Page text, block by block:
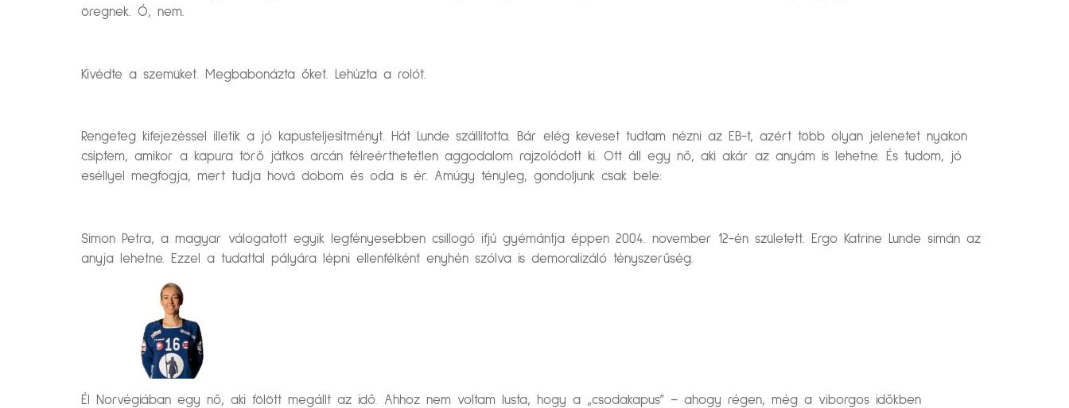
öregnek. Ó, nem.
Kivédte a szemüket. Megbabonázta őket. Lehúzta a rolót.
Rengeteg kifejezéssel illetik a jó kapusteljesítményt. Hát Lunde szállította. Bár elég keveset tudtam nézni az EB-t, azért több olyan jelenetet nyakon
csíptem, amikor a kapura törő játkos arcán félreérthetetlen aggodalom rajzolódott ki. Ott áll egy nő, aki akár az anyám is lehetne. És tudom, jó
eséllyel megfogja, mert tudja hová dobom és oda is ér. Amúgy tényleg, gondoljunk csak bele:
Simon Petra, a magyar válogatott egyik legfényesebben csillogó ifjú gyémántja éppen 2004. november 12-én született. Ergo Katrine Lunde simán az
anyja lehetne. Ezzel a tudattal pályára lépni ellenfélként enyhén szólva is demoralizáló tényszerűség.
Él Norvégiában egy nő, aki fölött megállt az idő. Ahhoz nem voltam lusta, hogy a „csodakapus” – ahogy régen, még a viborgos időkben